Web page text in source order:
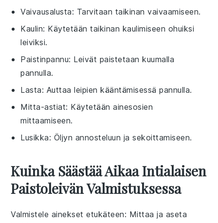
Vaivausalusta: Tarvitaan taikinan vaivaamiseen.
Kaulin: Käytetään taikinan kaulimiseen ohuiksi
leiviksi.
Paistinpannu: Leivät paistetaan kuumalla
pannulla.
Lasta: Auttaa leipien kääntämisessä pannulla.
Mitta-astiat: Käytetään ainesosien
mittaamiseen.
Lusikka: Öljyn annosteluun ja sekoittamiseen.
Kuinka Säästää Aikaa Intialaisen
Paistoleivän Valmistuksessa
Valmistele ainekset etukäteen: Mittaa ja aseta